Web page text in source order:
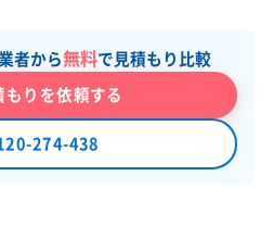
者から無料で見積もり比較
りを依頼する
274-438